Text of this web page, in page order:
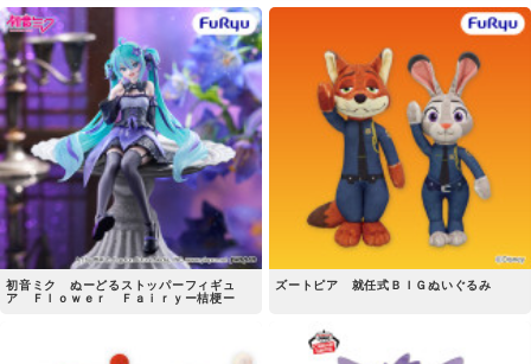
初音ミク ぬーどるストッパーフィギュ
ア Ｆｌｏｗｅｒ Ｆａｉｒｙー桔梗ー
ズートピア 就任式ＢＩＧぬいぐるみ